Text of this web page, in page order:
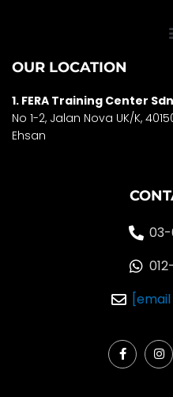
OUR LOCATION
1. FERA Training Center
No 1-2, Jalan Nova UK/K,
Ehsan
03-
F
a
I
n